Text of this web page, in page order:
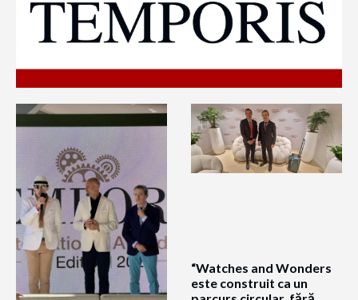
“Watches and Wonders
este construit ca un